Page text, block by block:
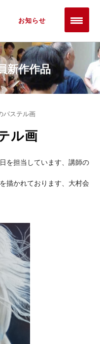
お知らせ
新作作品
パステル画
ル画
を担当しています、講師の
描かれております、大村会